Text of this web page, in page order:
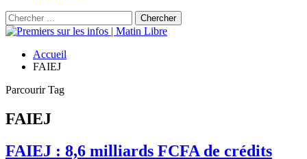
Accueil
FAIEJ
Parcourir Tag
FAIEJ
FAIEJ : 8,6 milliards FCFA de crédits